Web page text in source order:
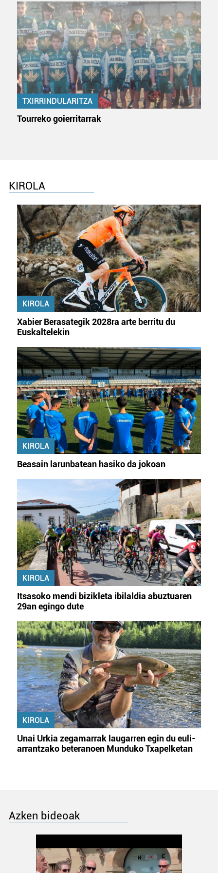
duten interes legitimoa eta horren aurka nola egin
dezakezun ikusteko.
Lortu zure datu pertsonalak prozesatzeko moduari
buruzko informazio gehiago eta ezarri zure lehentasunak
datuen atalean. Edozein unetan alda edo ken dezakezu
zure baimena Cookieen adierazpenean.
Webgune honek cookie propioak eta hirugarrenen cookie-
zerbitzuak hobetzeko asmoz, cookie teknologiaz
TXIRRINDULARITZA
Tourreko goierritarrak
KIROLA
KIROLA
Xabier Berasategik 2028ra arte berritu du
Euskaltelekin
KIROLA
Beasain larunbatean hasiko da jokoan
KIROLA
Itsasoko mendi bizikleta ibilaldia abuztuaren
29an egingo dute
KIROLA
Unai Urkia zegamarrak laugarren egin du euli-
arrantzako beteranoen Munduko Txapelketan
Azken bideoak